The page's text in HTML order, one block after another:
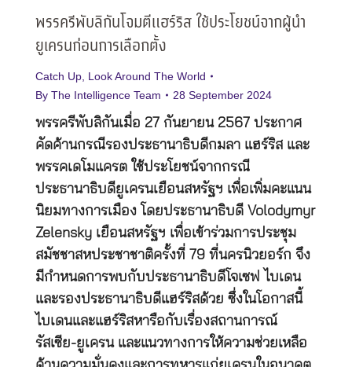
พรรครีพับลิกันโจมตีแฮร์ริส ใช้ประโยชน์จากผู้นำ
ยูเครนก่อนการเลือกตั้ง
Catch Up Look Around The World
By The Intelligence Team 28 September 2024
พรรครีพับลิกันเมื่อ 27 กันยายน 2567 ประกาศ
คัดค้านกรณีรองประธานาธิบดีกมลา แฮร์ริส และ
พรรคเดโมแครต ใช้ประโยชน์จากกรณี
ประธานาธิบดียูเครนเยือนสหรัฐฯ เพื่อเพิ่มคะแนน
นิยมทางการเมือง โดยประธานาธิบดี Volodymyr
Zelensky เยือนสหรัฐฯ เพื่อเข้าร่วมการประชุม
สมัชชาสหประชาชาติครั้งที่ 79 ที่นครนิวยอร์ก จึง
มีกำหนดการพบกับประธานาธิบดีโจเซฟ ไบเดน
และรองประธานาธิบดีแฮร์ริสด้วย ซึ่งในโอกาสนี้
ไบเดนและแฮร์ริสหารือกับเรื่องสถานการณ์
รัสเซีย-ยูเครน และแนวทางการให้ความช่วยเหลือ